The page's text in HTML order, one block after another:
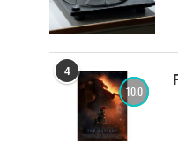
4
10.0